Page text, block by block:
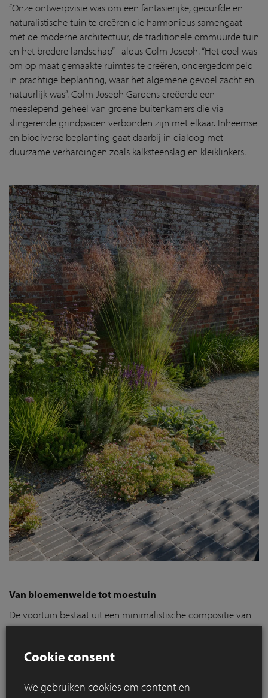
“Onze ontwerpvisie was om een fantasierijke, gedurfde en
naturalistische tuin te creëren die harmonieus samengaat
met de moderne architectuur, de traditionele ommuurde tuin
en het bredere landschap” - aldus Colm Joseph. “Het doel was
om op maat gemaakte ruimtes te creëren, ondergedompeld
in prachtige beplanting, waar het algemene gevoel zacht en
natuurlijk was”. Colm Joseph Gardens creëerde een
meeslepend geheel van groene buitenkamers die via
slingerende grindpaden verbonden zijn met elkaar. Inheemse
en biodiverse beplanting gaat daarbij in dialoog met
duurzame verhardingen zoals kalksteenslag en kleiklinkers.
Van bloemenweide tot moestuin
De voortuin bestaat uit een minimalistische compositie van
gesnoeide beuk en siergrassen die refereren aan de rietvelden
ruimte over in een weelderige grindtuin, omringd met lokale
geven hoogte aan de tuin en bakenen de kamers op subtiele
Cookie consent
We gebruiken cookies om content en